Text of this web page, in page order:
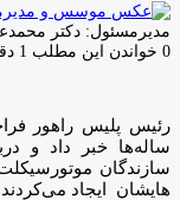
مدیرمسئول: دکتر
0 خواندن این مطلب 1 دقیقه زمان میبرد
ساله‌ها خبر داد و
سازندگان
هایشان ایجاد